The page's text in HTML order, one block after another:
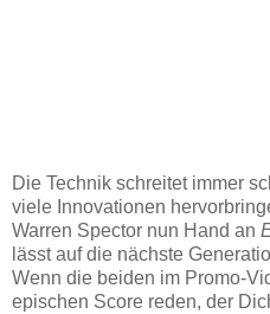
Die Technik schreitet immer
viele Innovationen
Warren Spector nun Hand an
lässt auf die nächste
Wenn die beiden im Promo-
epischen Score reden, der